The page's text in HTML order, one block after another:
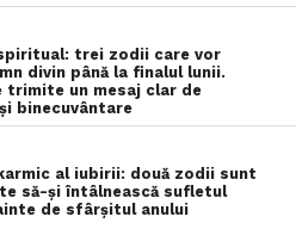
trei zodii care vor
divin până la finalul lunii.
trimite un mesaj clar de
binecuvântare
al iubirii: două zodii sunt
să-și întâlnească sufletul
de sfârșitul anului